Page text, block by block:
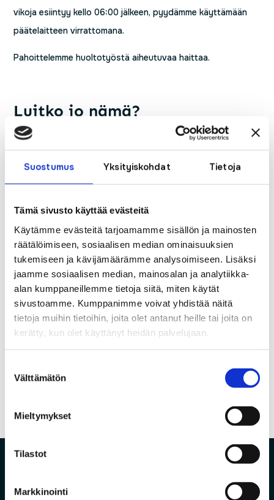
Suostumus Yksityiskohdat Tietoja
Tämä sivusto käyttää evästeitä
Käytämme evästeitä tarjoamamme sisällön ja mainosten
räätälöimiseen, sosiaalisen median ominaisuuksien
tukemiseen ja kävijämäärämme analysoimiseen. Lisäksi
jaamme sosiaalisen median, mainosalan ja analytiikka-
alan kumppaneillemme tietoja siitä, miten käytät
sivustoamme. Kumppanimme voivat yhdistää näitä
tietoja muihin tietoihin, joita olet antanut heille tai joita on
kerätty, kun olet käyttänyt heidän palvelujaan.
valinta
Välttämätön
Mieltymykset
Tilastot
Markkinointi
vikoja esiintyy kello 06:00 jälkeen, pyydämme käyttämään
päätelaitteen virrattomana.
Pahoittelemme huoltotyöstä aiheutuvaa haittaa.
Luitko jo nämä?
PyhäNetin palvelut laajentuvat Elisan
Pekola Suomen Seutuverkkojen hallitukseen
112- päivänä syytä huomioida vahinkojen
ennaltaehkäisy
digiosaamisesta ja myös medialukutaidosta
Julkinen kuuleminen laajakaistaverkon
rakentamisesta
Joulun ja vuodenvaihteen aukioloajat
Maxivisionin IPTV- palvelun käyttöoikeus
Valokuituliittymä nopein ja luotettavin
internetyhteys
Coronavirustilanne lisää etätöiden tekemistä
←Edellinen Seuraava→